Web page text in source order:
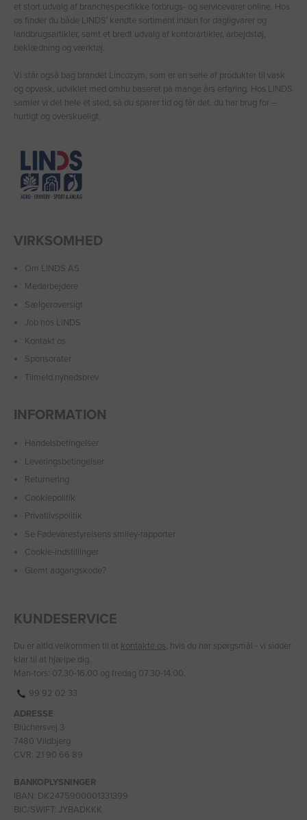
et stort udvalg af branchespecifikke forbrugs- og servicevarer online. Hos
os finder du både LINDS′ kendte sortiment inden for dagligvarer og
landbrugsartikler, samt et bredt udvalg af kontorartikler, arbejdstøj,
beklædning og værktøj.
Vi står også bag brandet Lincozym, som er en serie af produkter til vask
og opvask, udviklet med omhu baseret på mange års erfaring. Hos LINDS
samler vi det hele ét sted, så du sparer tid og får det, du har brug for –
hurtigt og overskueligt.
VIRKSOMHED
Om LINDS AS
Medarbejdere
Sælgeroversigt
Job hos LINDS
Kontakt os
Sponsorater
Tilmeld nyhedsbrev
INFORMATION
Handelsbetingelser
Leveringsbetingelser
Returnering
Cookiepolitik
Privatlivspolitik
Se Fødevarestyrelsens smiley-rapporter
Cookie-indstillinger
Glemt adgangskode?
KUNDESERVICE
Du er altid velkommen til at kontakte os, hvis du har spørgsmål - vi sidder
klar til at hjælpe dig.
Man-tors: 07.30-16.00 og fredag 07.30-14.00.
99 92 02 33
ADRESSE
Blüchersvej 3
7480 Vildbjerg
CVR: 21 90 66 89
BANKOPLYSNINGER
IBAN: DK2475900001331399
BIC/SWIFT: JYBADKKK